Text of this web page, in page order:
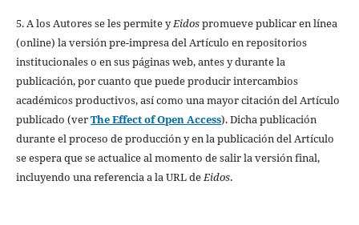
5. A los Autores se les permite yEidospromueve publicar en línea
(online) la versión pre-impresa del Artículo en repositorios
institucionales o en sus páginas web, antes y durante la
publicación, por cuanto que puede producir intercambios
académicos productivos, así como una mayor citación del Artículo
publicado (verThe Effect of Open Access). Dicha publicación
durante el proceso de producción y en la publicación del Artículo
se espera que se actualice al momento de salir la versión final,
incluyendo una referencia a la URL deEidos.